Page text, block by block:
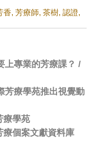
香, 芳療師, 茶樹, 認證,
上專業的芳療課？ /
芳療學苑推出視覺動
療學苑
療個案文獻資料庫